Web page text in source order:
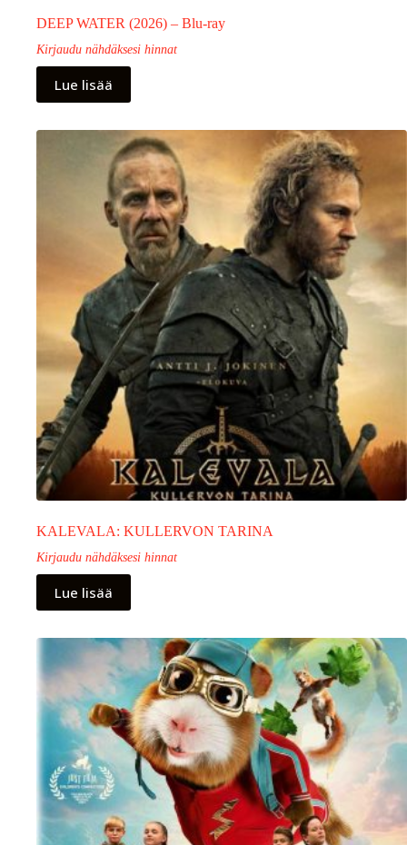
DEEP WATER (2026) – Blu-ray
Kirjaudu nähdäksesi hinnat
Lue lisää
KALEVALA: KULLERVON TARINA
Kirjaudu nähdäksesi hinnat
Lue lisää